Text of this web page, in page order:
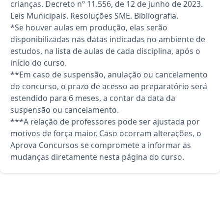
crianças. Decreto nº 11.556, de 12 de junho de 2023.
Leis Municipais. Resoluções SME. Bibliografia.
*Se houver aulas em produção, elas serão
disponibilizadas nas datas indicadas no ambiente de
estudos, na lista de aulas de cada disciplina, após o
início do curso.
**Em caso de suspensão, anulação ou cancelamento
do concurso, o prazo de acesso ao preparatório será
estendido para 6 meses, a contar da data da
suspensão ou cancelamento.
***A relação de professores pode ser ajustada por
motivos de força maior. Caso ocorram alterações, o
Aprova Concursos se compromete a informar as
mudanças diretamente nesta página do curso.